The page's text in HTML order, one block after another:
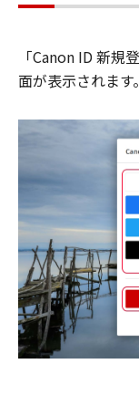
「Canon ID 新規
面が表示されます。